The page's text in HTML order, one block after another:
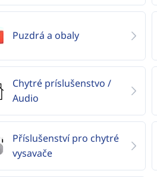
Puzdrá a obaly
Chytré príslušenstvo /
Audio
Příslušenství pro chytré
vysavače